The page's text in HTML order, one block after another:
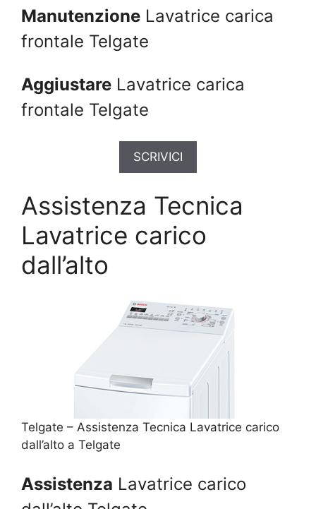
Manutenzione Lavatrice carica
frontale Telgate
Aggiustare Lavatrice carica
frontale Telgate
SCRIVICI
Assistenza Tecnica
Lavatrice carico
dall’alto
Telgate – Assistenza Tecnica Lavatrice carico
dall’alto a Telgate
Assistenza Lavatrice carico